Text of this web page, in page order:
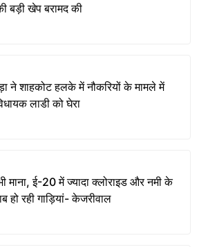
बड़ी खेप बरामद की
ने शाहकोट हलके में नौकरियों के मामले में
लाडी को घेरा
माना, ई-20 में ज्यादा क्लोराइड और नमी के
हो रही गाड़ियां- केजरीवाल